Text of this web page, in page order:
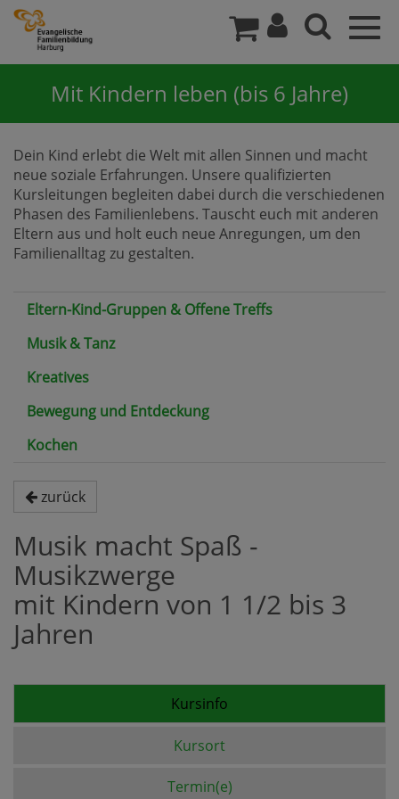
Mit Kindern leben (bis 6 Jahre)
Dein Kind erlebt die Welt mit allen Sinnen und macht
neue soziale Erfahrungen. Unsere qualifizierten
Kursleitungen begleiten dabei durch die verschiedenen
Phasen des Familienlebens. Tauscht euch mit anderen
Eltern aus und holt euch neue Anregungen, um den
Familienalltag zu gestalten.
Eltern-Kind-Gruppen & Offene Treffs
Musik & Tanz
Kreatives
Bewegung und Entdeckung
Kochen
zurück
Musik macht Spaß -
Musikzwerge
mit Kindern von 1 1/2 bis 3
Jahren
Kursinfo
Kursort
Termin(e)